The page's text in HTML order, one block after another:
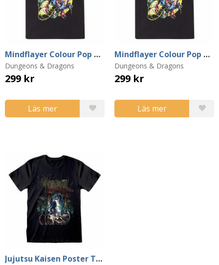
Mindflayer Colour Pop T-Shirt (Small)
Dungeons & Dragons
299 kr
Läs mer
Mindflayer Colour Pop T-Shirt (X-Large)
Dungeons & Dragons
299 kr
Läs mer
Jujutsu Kaisen Poster T-shirt (Large)